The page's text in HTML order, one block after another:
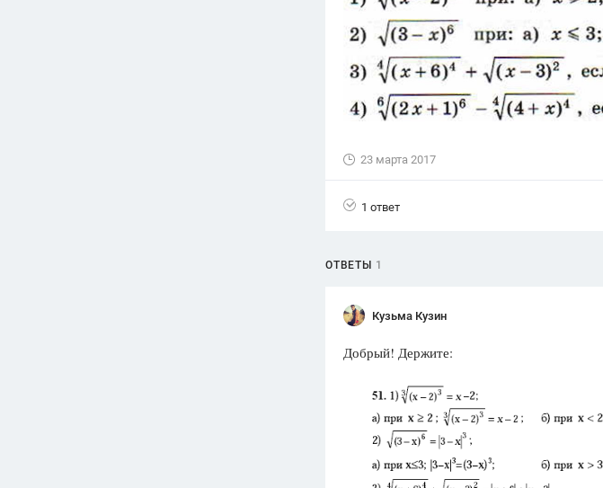
Вузы
ответа
Олимпиады
ответа
ответов
23 марта 2017
1 ответ
ОТВЕТЫ 1
Кузьма Кузин
Добрый! Держите: